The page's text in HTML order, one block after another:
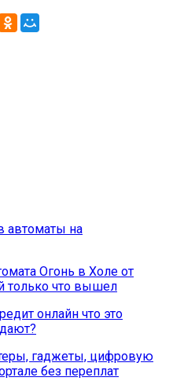
автоматы на
Огонь в Холе от
только что вышел
онлайн что это
гаджеты, цифровую
без переплат